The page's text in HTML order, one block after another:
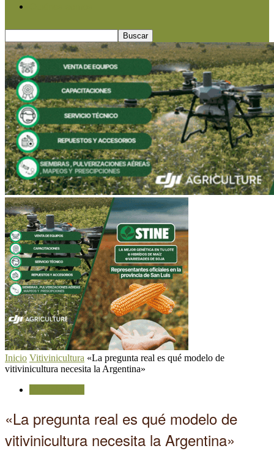
Inicio Vitivinicultura «La pregunta real es qué modelo de
vitivinicultura necesita la Argentina»
«La pregunta real es qué modelo de
vitivinicultura necesita la Argentina»